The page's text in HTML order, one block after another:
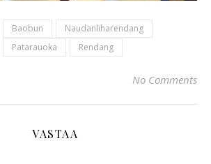
Baobun
Naudanliharendang
Patarauoka Rendang
No Comments
VASTAA